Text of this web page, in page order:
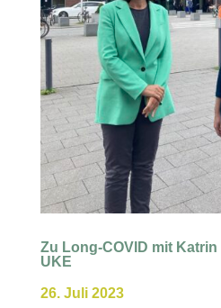
Zu Long-COVID mit
UKE
26. Juli 2023